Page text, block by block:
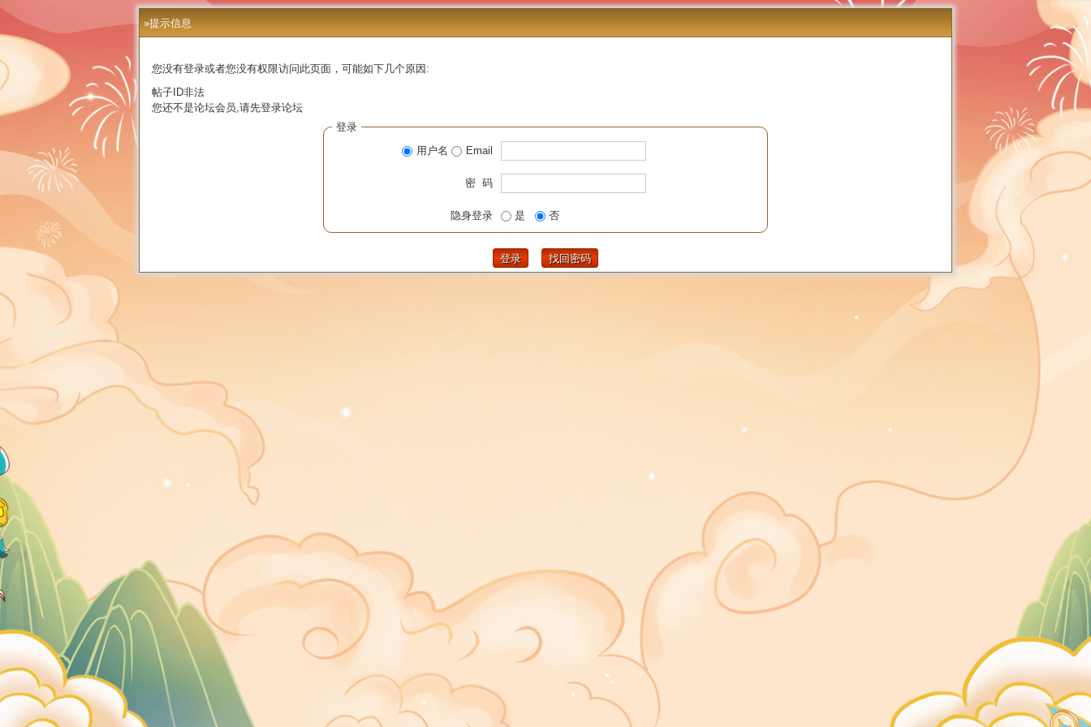
»提示信息
您没有登录或者您没有权限访问此页面，可能如下几个原因:
帖子ID非法
您还不是论坛会员,请先登录论坛
登录
用户名
Email
密 码
隐身登录 是 否